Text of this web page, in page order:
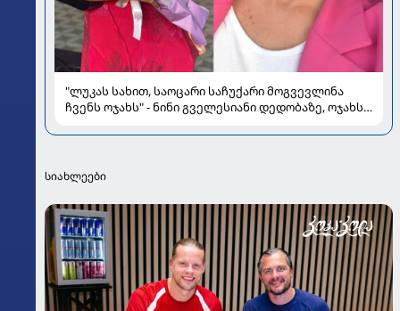
"ლუკას სახით, საოცარი საჩუქარი მოგვევლინა
ჩვენს ოჯახს" - ნინი გველესიანი დედობაზე, ოჯახსა
სიახლეები